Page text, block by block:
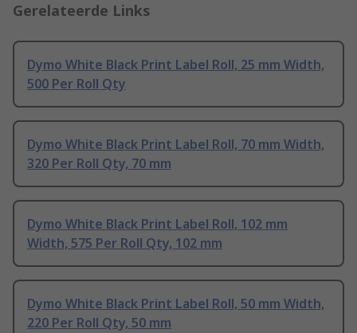
Gerelateerde Links
Dymo White Black Print Label Roll, 25 mm Width,
500 Per Roll Qty
Dymo White Black Print Label Roll, 70 mm Width,
320 Per Roll Qty, 70 mm
Dymo White Black Print Label Roll, 102 mm
Width, 575 Per Roll Qty, 102 mm
Dymo White Black Print Label Roll, 50 mm Width,
220 Per Roll Qty, 50 mm